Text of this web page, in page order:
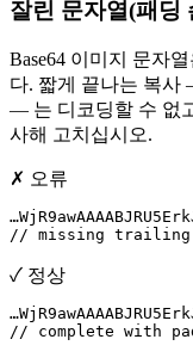
잘린 문자열(패딩
Base64 이미지 문자
다. 짧게 끝나는 복사
— 는 디코딩할 수 없
사해 고치십시오.
✗ 오류
// missing trailing
✓ 정상
// complete with